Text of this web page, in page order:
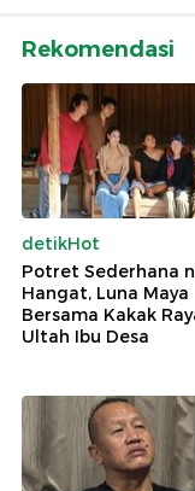
Rekomendasi
detikHot
Potret Sederhana
Hangat, Luna Maya
Bersama Kakak
Ultah Ibu Desa